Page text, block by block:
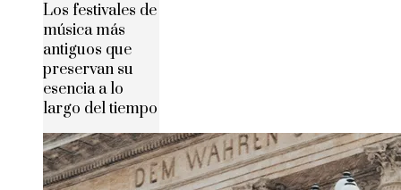
Los festivales de
música más
antiguos que
preservan su
esencia a lo
largo del tiempo